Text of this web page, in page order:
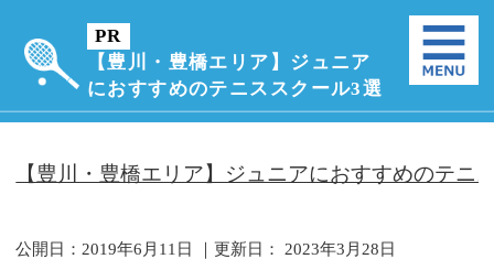
【豊川・豊橋エリア】ジュニア
におすすめのテニススクール3選
【豊川・豊橋エリア】ジュニアにおすすめのテニ
公開日： 2019年6月11日 ｜更新日： 2023年3月28日